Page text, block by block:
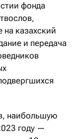
фонда
на казахский
и передача
наибольшую
году —